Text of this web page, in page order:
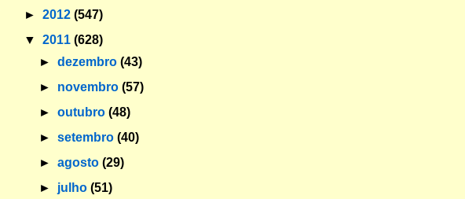
► 2012 (547)
▼ 2011 (628)
►dezembro(43)
► novembro(57)
►outubro(48)
►setembro(40)
►agosto(29)
► julho(51)